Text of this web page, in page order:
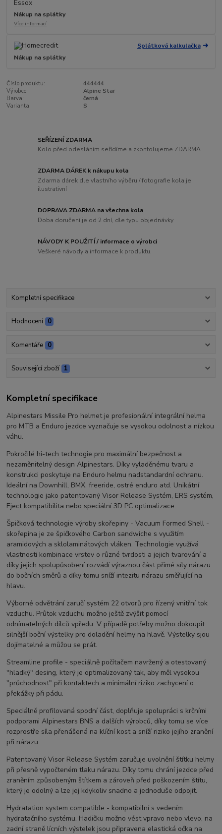
Nákup na splátky
Více informací
Splátková kalkulačka
Nákup na splátky
Číslo produktu:
444444
Výrobce:
Alpine Star
Barva:
černá
Varianta:
S
SEŘÍZENÍ ZDARMA
Kolo před odesláním seřídíme a zkontolujeme ZDARMA
ZDARMA DÁREK k nákupu kola
Zdarma dárek dle vlastního výběru / fotografie kola je
ilustrativní
DOPRAVA ZDARMA na všechna kola
Doba doručení je od 2 dní, dle typu objednávky
NÁVODY K POUŽITÍ / informace o výrobci
Veškeré návody a informace k produktu.
Kompletní specifikace
Hodnocení 0
Komentáře 0
Související zboží 1
Kompletní specifikace
Alpinestars Missile Pro helmet je profesionální integrální helma
pro MTB a Enduro jezdce vyznačuje se vysokou odolnost a nízkou
váhu.
Pokročilé hi-tech technogie pro maximální bezpečnost a
nezaměnitelný design Alpinestars. Díky vyladěnému tvaru a
konstrukci poskytuje na Enduro helmu nadstandardní ochranu.
Ideální na Downhill, BMX, freeride, ostré enduro atd. Unikátní
technologie jako patentovaný Visor Release Systém, ERS systém,
Eject kompatibilita nebo speciální 3D PC optimalizace.
Špičková technologie výroby skořepiny - Vacuum Formed Shell -
skořepina je ze špičkového Carbon sandwiche s využitím
aramidových a sklolaminátových vláken. Technologie využívá
vlastnosti kombinace vrstev o různé tvrdosti a jejich tvarování a
díky jejich spolupůsobení rozvádí výraznou část přímé síly nárazu
do bočních směrů a díky tomu sníží intezitu nárazu směřující na
hlavu.
Výborné odvětrání zaručí systém 22 otvorů pro řízený vnitřní tok
vzduchu. Průtok vzduchu možno ještě zvýšit pomocí
odnímatelných dílců vpředu. V případě potřeby možno dokoupit
silnější boční výstelky pro doladění helmy na hlavě. Výstelky sjou
dojímatelné a můžou se prát.
Streamline profile - speciálně počítačem navržený a otestovaný
"hladký" desing, který je optimalizovaný tak, aby měl vysokou
"průchodnost" při kontaktech a minimální riziko zachycení o
překážky při pádu.
Speciálně profilovaná spodní část, doplňuje spolupráci s krčními
podporami Alpinestars BNS a dalších výrobců, díky tomu se více
rozprostře síla přenášená na klíční kost a sníží riziko jejího zranění
při nárazu.
Patentovaný Visor Release Systém zaručuje uvolnění štítku helmy
při přesně vypočteném tlaku nárazu. Díky tomu chrání jezdce před
zraněním způsobeným štítkem a zároveň před poškozením štítu,
který je odolný a lze jej kdykoliv snadno a jednoduše odpojit.
Hydratation system compatible - kompatibilní s vedením
hydratačního systému. Hadičku možno vést vpravo nebo vlevo, na
zadní straně lícních výstelek jsou připravena elastická očka na